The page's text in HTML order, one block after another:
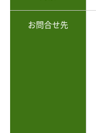
お問合せ先